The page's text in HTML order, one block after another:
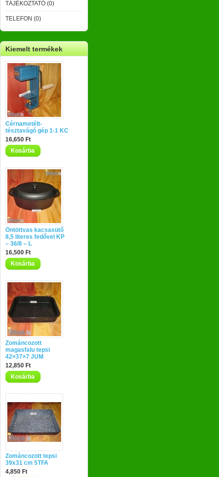
TÁJÉKOZTATÓ (0)
TELEFON (0)
Kiemelt termékek
Cérnametélt-
tésztavágó gép 1-1 KC
16,650 Ft
Kosárba
Öntöttvas kacsasütő
8,5 literes fedővel KP
– 36/8 – L
16,500 Ft
Kosárba
Zománcozott
magasfalu tepsi
42×37×7 JUM
12,850 Ft
Kosárba
Zománcozott tepsi
39x31 cm 5TFA
4,850 Ft